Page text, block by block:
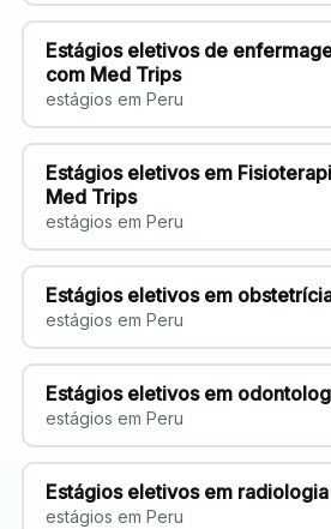
Estágios eletivos de
com Med Trips
estágios em Peru
Estágios eletivos em
Med Trips
estágios em Peru
Estágios eletivos em
estágios em Peru
Estágios eletivos em
estágios em Peru
Estágios eletivos em
estágios em Peru